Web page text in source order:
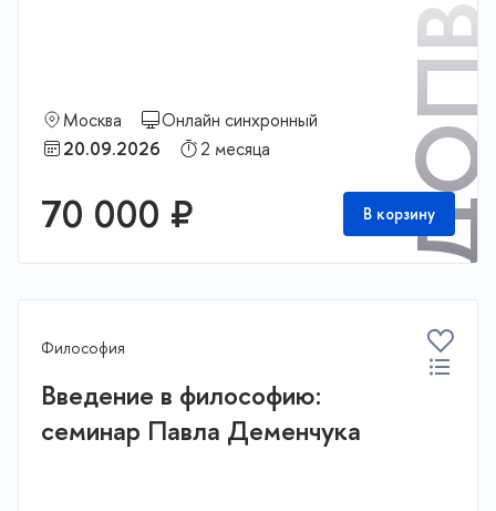
Москва
Онлайн синхронный
20.09.2026
2 месяца
70 000 ₽ В корзину
Философия
Введение в философию:
семинар Павла Деменчука